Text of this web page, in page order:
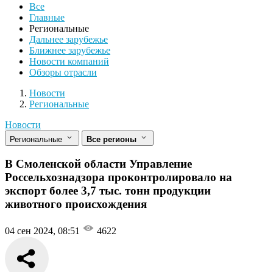
Все
Главные
Региональные
Дальнее зарубежье
Ближнее зарубежье
Новости компаний
Обзоры отрасли
Новости
Разделы
Новости
Региональные
Новости
Региональные Все регионы
В Смоленской области Управление
Россельхознадзора проконтролировало на
экспорт более 3,7 тыс. тонн продукции
животного происхождения
04 сен 2024, 08:51 4622